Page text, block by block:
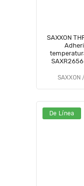
SAXXON
De Línea